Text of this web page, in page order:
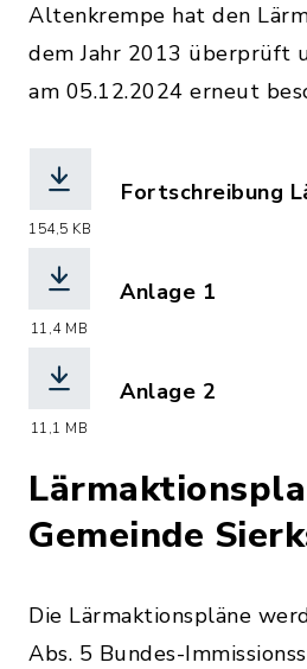
Altenkrempe hat den
dem Jahr 2013 überprüft
am 05.12.2024 erneut
154,5 KB
Fortschreibung
11,4 MB
Anlage 1
11,1 MB
Anlage 2
Gemeinde
Die Lärmaktionspläne
Abs. 5 Bundes-